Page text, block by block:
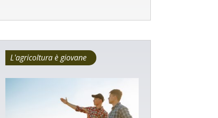
L'agricoltura è giovane